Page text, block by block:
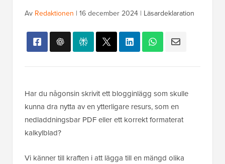
Av Redaktionen | 16 december 2024 | Läsardeklaration
Har du någonsin skrivit ett blogginlägg som skulle
kunna dra nytta av en ytterligare resurs, som en
nedladdningsbar PDF eller ett korrekt formaterat
kalkylblad?
Vi känner till kraften i att lägga till en mängd olika